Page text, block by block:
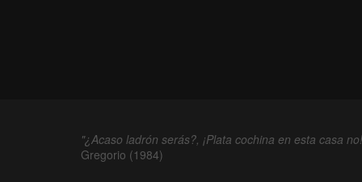
"¿Acaso ladrón serás?, ¡Plata cochina en esta casa
Gregorio (1984)